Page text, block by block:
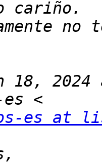
no
18, 2024
es at